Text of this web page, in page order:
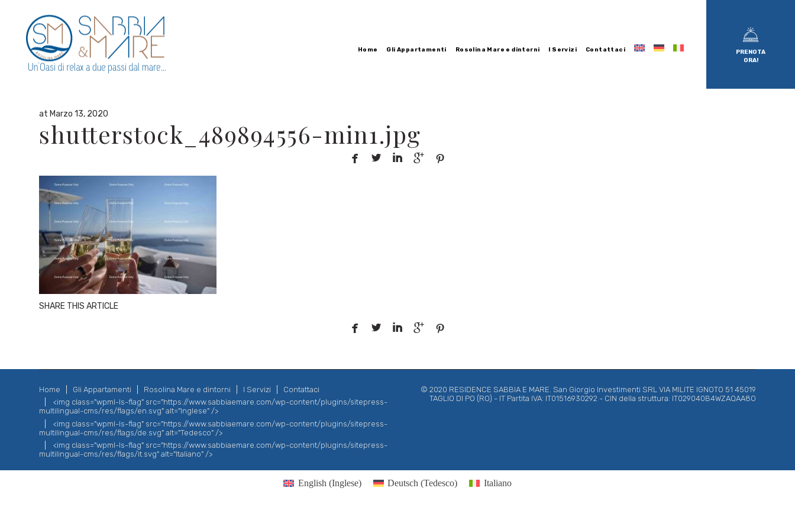
Home Gli Appartamenti Rosolina Mare e dintorni I Servizi Contattaci
PRENOTA
ORA!
By
admin
in
at Marzo 13, 2020
shutterstock_489894556-min1.jpg
    
SHARE THIS ARTICLE
    
Home Gli Appartamenti Rosolina Mare e dintorni I Servizi
Contattaci
<img class="wpml-ls-flag" src="https://www.sabbiaemare.com/wp-content/plugins/sitepress-
multilingual-cms/res/flags/en.svg" alt="Inglese" />
<img class="wpml-ls-flag" src="https://www.sabbiaemare.com/wp-content/plugins/sitepress-
multilingual-cms/res/flags/de.svg" alt="Tedesco" />
<img class="wpml-ls-flag" src="https://www.sabbiaemare.com/wp-content/plugins/sitepress-
multilingual-cms/res/flags/it.svg" alt="Italiano" />
© 2020 RESIDENCE SABBIA E MARE. San Giorgio Investimenti SRL VIA MILITE IGNOTO 51 45019
TAGLIO DI PO (RO) - IT Partita IVA: IT01516930292 - CIN della struttura: IT029040B4WZAQAA8O
English (Inglese) Deutsch (Tedesco) Italiano